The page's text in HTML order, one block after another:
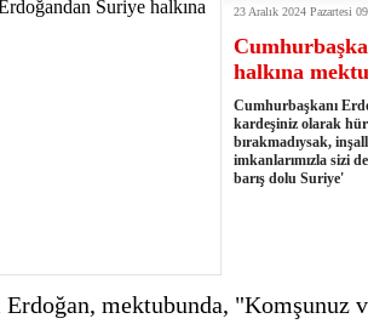
kumardır
18:06
- MARSU, Kabala Mahallesi'nin Yaklaşık 40
- VEFAT • Mehmet Ata Baştuğ
- Mardin’de yangına müdahale eden itfaiye
- Başkan Genç, Şırnak'ta dönel kavşak çağrısını
- Bakan Memişoğlu: 500 yataklı hastanemizi
- Bitlis'te bir kişinin hayatını kaybettiği husumet
- Öter: Çiftçinin kullandığı mazot, gübre ve
23 Aralık 2024 Pazartesi
halkına
Cumhurbaşkanı
kardeşiniz olarak
bırakmadıysak,
imkanlarımızla sizi
barış dolu Suriye'
Erdoğan, mektubunda,